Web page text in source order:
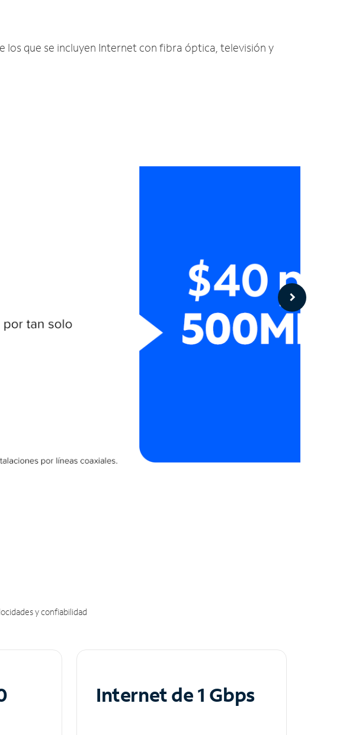
los que se incluyen Internet con fibra óptica, televisión y
y confiabilidad
Internet de 1 Gbps